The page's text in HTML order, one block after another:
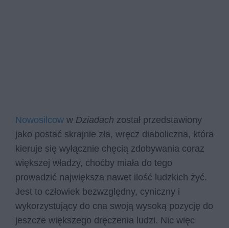
Nowosilcow w Dziadach został przedstawiony
jako postać skrajnie zła, wręcz diaboliczna, która
kieruje się wyłącznie chęcią zdobywania coraz
większej władzy, choćby miała do tego
prowadzić największa nawet ilość ludzkich żyć.
Jest to człowiek bezwzględny, cyniczny i
wykorzystujący do cna swoją wysoką pozycję do
jeszcze większego dręczenia ludzi. Nic więc